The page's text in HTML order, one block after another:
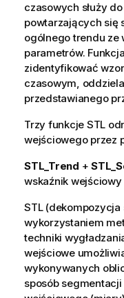
czasowych służy
powtarzających się
ogólnego trendu ze
parametrów. Funkcja
zidentyfikować
czasowym,
przedstawianego
Trzy funkcje STL
wejściowego przez
STL_Trend +
wskaźnik wejściowy
STL
wykorzystaniem
techniki
wejściowe
wykonywanych
sposób